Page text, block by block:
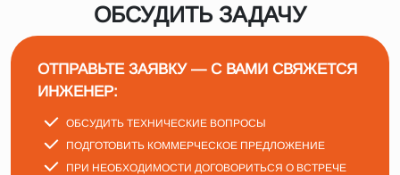
ОБСУДИТЬ ЗАДАЧУ
ОТПРАВЬТЕ ЗАЯВКУ — С ВАМИ СВЯЖЕТСЯ
ИНЖЕНЕР:
ОБСУДИТЬ ТЕХНИЧЕСКИЕ ВОПРОСЫ
ПОДГОТОВИТЬ КОММЕРЧЕСКОЕ ПРЕДЛОЖЕНИЕ
ПРИ НЕОБХОДИМОСТИ ДОГОВОРИТЬСЯ О ВСТРЕЧЕ